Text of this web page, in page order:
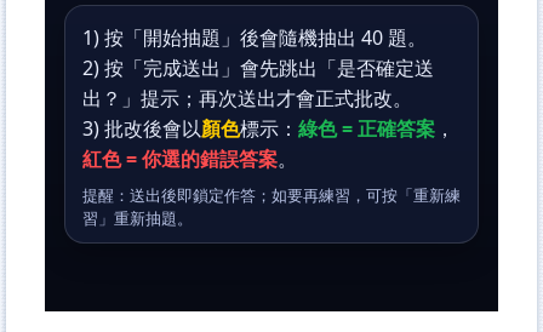
1) 按「開始抽題」後會隨機抽出 40 題。
2) 按「完成送出」會先跳出「是否確定送
出？」提示；再次送出才會正式批改。
3) 批改後會以顏色標示： 綠色 = 正確答案 ，
紅色 = 你選的錯誤答案。
提醒：送出後即鎖定作答；如要再練習，可按「重新練
習」重新抽題。